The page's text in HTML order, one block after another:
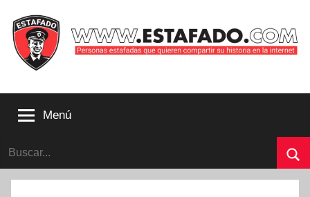
contenido
que
compartir
su
Menú
Buscar: